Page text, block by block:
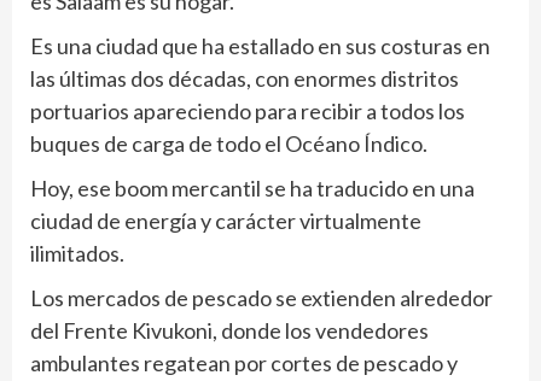
Es una ciudad que ha estallado en sus costuras en
las últimas dos décadas, con enormes distritos
portuarios apareciendo para recibir a todos los
buques de carga de todo el Océano Índico.
Hoy, ese boom mercantil se ha traducido en una
ciudad de energía y carácter virtualmente
ilimitados.
Los mercados de pescado se extienden alrededor
del Frente Kivukoni, donde los vendedores
ambulantes regatean por cortes de pescado y